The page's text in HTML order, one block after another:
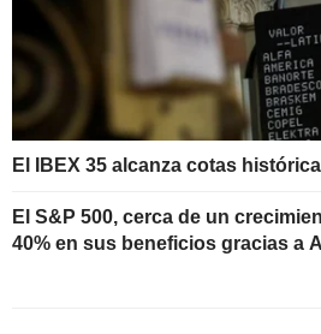
El IBEX 35 alcanza cotas
El S&P 500, cerca de un
40% en sus beneficios gracias a